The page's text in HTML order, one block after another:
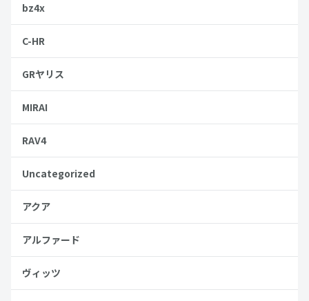
bz4x
C-HR
GRヤリス
MIRAI
RAV4
Uncategorized
アクア
アルファード
ヴィッツ